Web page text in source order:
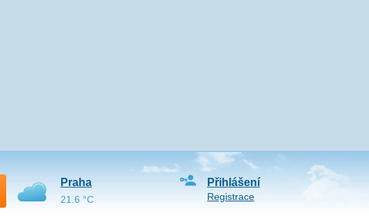
Přihlášení
Registrace
Praha
21.6 °C